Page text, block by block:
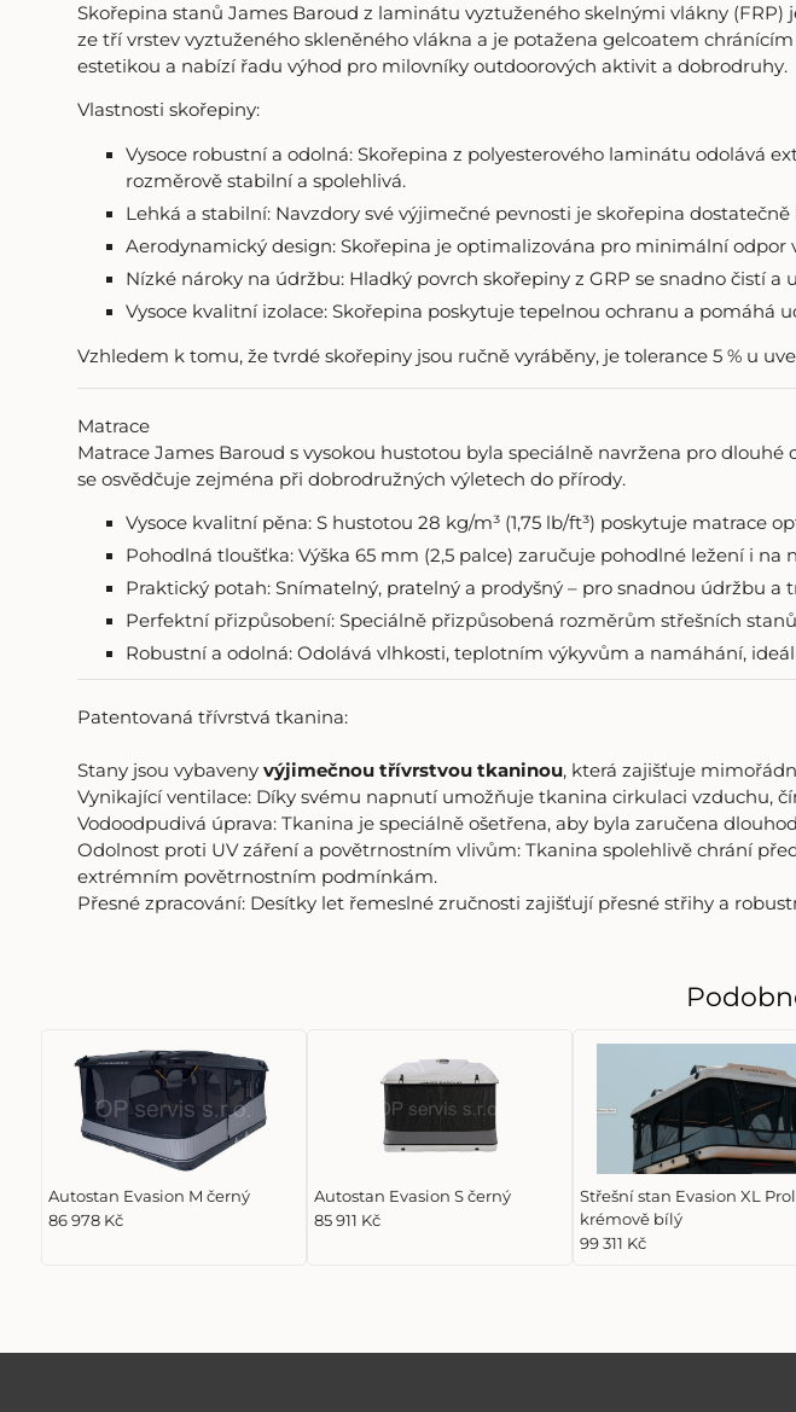
Skořepina stanů James Baroud z laminátu vyztuženého skelnými vlákny
ze tří vrstev vyztuženého skleněného vlákna a je potažena gelcoatem
estetikou a nabízí řadu výhod pro milovníky outdoorových aktivit a dobrodruhy.
Vlastnosti skořepiny:
Vysoce robustní a odolná: Skořepina z polyesterového laminátu odolává
rozměrově stabilní a spolehlivá.
Lehká a stabilní: Navzdory své výjimečné pevnosti je skořepina
Aerodynamický design: Skořepina je optimalizována pro minimální
Nízké nároky na údržbu: Hladký povrch skořepiny z GRP se snadno čistí
Vysoce kvalitní izolace: Skořepina poskytuje tepelnou ochranu a
Vzhledem k tomu, že tvrdé skořepiny jsou ručně vyráběny, je tolerance 5 % u
Matrace
Matrace James Baroud s vysokou hustotou byla speciálně navržena pro
se osvědčuje zejména při dobrodružných výletech do přírody.
Vysoce kvalitní pěna: S hustotou 28 kg/m³ (1,75 lb/ft³) poskytuje matrace
Pohodlná tloušťka: Výška 65 mm (2,5 palce) zaručuje pohodlné ležení i na
Praktický potah: Snímatelný, pratelný a prodyšný – pro snadnou údržbu a
Perfektní přizpůsobení: Speciálně přizpůsobená rozměrům střešních
Robustní a odolná: Odolává vlhkosti, teplotním výkyvům a namáhání,
Patentovaná třívrstvá tkanina:
Stany jsou vybaveny výjimečnou třívrstvou tkaninou, která zajišťuje
Vynikající ventilace: Díky svému napnutí umožňuje tkanina cirkulaci vzduchu,
Vodoodpudivá úprava: Tkanina je speciálně ošetřena, aby byla zaručena
Odolnost proti UV záření a povětrnostním vlivům: Tkanina spolehlivě chrání
extrémním povětrnostním podmínkám.
Přesné zpracování: Desítky let řemeslné zručnosti zajišťují přesné střihy a
Autostan Evasion M černý
86 978 Kč
Autostan Evasion S černý
85 911 Kč
Střešní stan Evasion XL
krémově bílý
99 311 Kč